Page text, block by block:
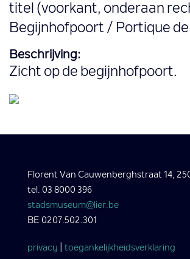
titel (voorkant, onderaan
Begijnhofpoort / Portique
Beschrijving:
Zicht op de begijnhofpoort.
Florent Van Cauwenberghstraat 14,
tel. 03 8000 396
stadsmuseum@lier.be
BE 0207.502.301
privacy toegankelijkheidsverklaring